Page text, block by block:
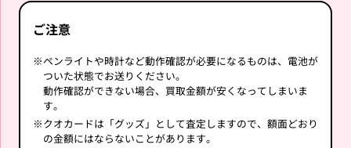
ご注意
※ペンライトや時計など動作確認が必要になるものは、電池が
ついた状態でお送りください。
動作確認ができない場合、買取金額が安くなってしまいま
す。
※クオカードは「グッズ」として査定しますので、額面どおり
の金額にはならないことがあります。